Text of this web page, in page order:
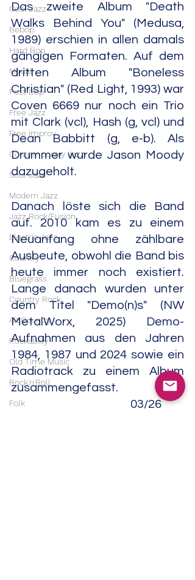
Cool Jazz
Bebop
Hard Bop
Modal
Post Bop
Free Jazz
Free Improv
Contemporary Jazz
Soul Jazz
Modern Jazz
Jazz Rock/Fusion
Electric Jazz
Country
Bluegrass
Country Rock
Alt.Country
Rockabilly
Old Time Music
Rock'n'Roll
Folk
Das zweite Album "Death
Walks Behind You" (Medusa,
1989) erschien in allen damals
gängigen Formaten. Auf dem
dritten Album "Boneless
Christian" (Red Light, 1993) war
Coven 6669 nur noch ein Trio
mit Clark (vcl), Hash (g, vcl) und
Dean Babbitt (g, e-b). Als
Drummer wurde Jason Moody
dazugeholt.
Danach löste sich die Band
auf. 2010 kam es zu einem
Neuanfang ohne zählbare
Ausbeute, obwohl die Band bis
heute immer noch existiert.
Lange danach wurden unter
dem Titel "Demo(n)s" (NW
MetalWorx, 2025) Demo-
Aufnahmen aus den Jahren
1984, 1987 und 2024 sowie ein
Radiotrack zu einem Album
zusammengefasst.
03/26